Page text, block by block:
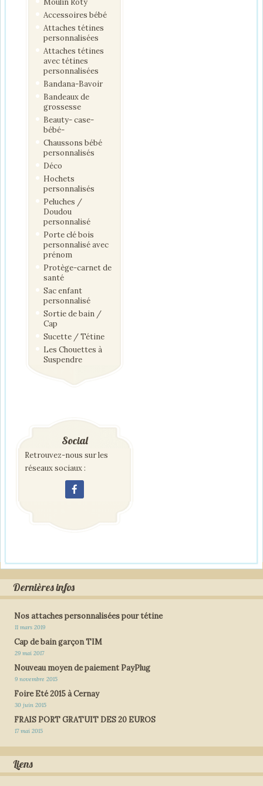
Accessoires bébé
Attaches tétines
personnalisées
Attaches tétines
avec tétines
personnalisées
Bandana-Bavoir
Bandeaux de
grossesse
Beauty- case-
bébé-
Chaussons bébé
personnalisés
Déco
Hochets
personnalisés
Peluches /
Doudou
personnalisé
Porte clé bois
personnalisé avec
prénom
Protège-carnet de
santé
Sac enfant
personnalisé
Sortie de bain /
Cap
Sucette / Tétine
Les Chouettes à
Suspendre
Social
Retrouvez-nous sur les
réseaux sociaux :
Dernières infos
Nos attaches personnalisées pour tétine
11 mars 2019
Cap de bain garçon TIM
29 mai 2017
Nouveau moyen de paiement PayPlug
9 novembre 2015
Foire Eté 2015 à Cernay
30 juin 2015
FRAIS PORT GRATUIT DES 20 EUROS
17 mai 2015
Liens